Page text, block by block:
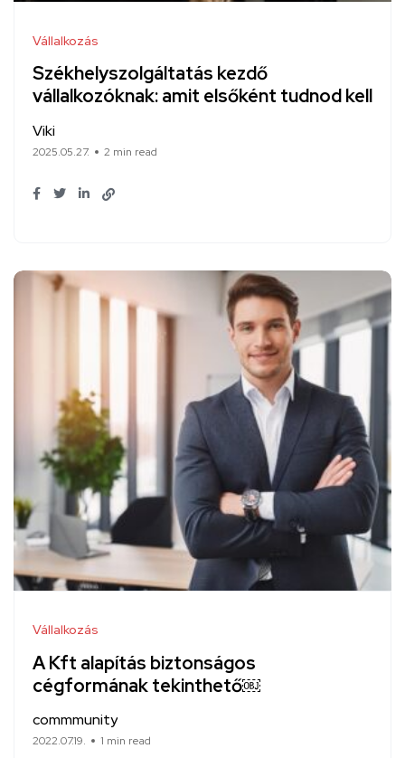
Vállalkozás
Székhelyszolgáltatás kezdő
vállalkozóknak: amit elsőként tudnod kell
Viki
2025.05.27. 2 min read
Vállalkozás
A Kft alapítás biztonságos
cégformának tekinthető￼
commmunity
2022.07.19. 1 min read